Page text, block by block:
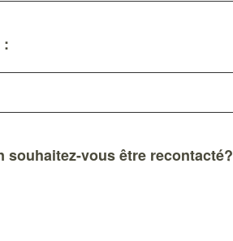
:
souhaitez-vous être recontacté?